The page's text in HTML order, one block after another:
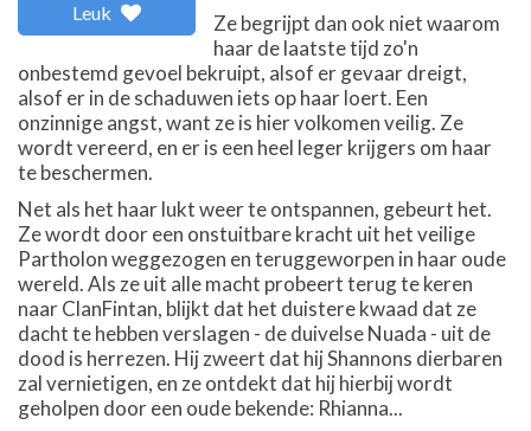
Leuk
Ze begrijpt dan ook niet waarom
haar de laatste tijd zo'n
onbestemd gevoel bekruipt, alsof er gevaar dreigt,
alsof er in de schaduwen iets op haar loert. Een
onzinnige angst, want ze is hier volkomen veilig. Ze
wordt vereerd, en er is een heel leger krijgers om haar
te beschermen.
Net als het haar lukt weer te ontspannen, gebeurt het.
Ze wordt door een onstuitbare kracht uit het veilige
Partholon weggezogen en teruggeworpen in haar oude
wereld. Als ze uit alle macht probeert terug te keren
naar ClanFintan, blijkt dat het duistere kwaad dat ze
dacht te hebben verslagen - de duivelse Nuada - uit de
dood is herrezen. Hij zweert dat hij Shannons dierbaren
zal vernietigen, en ze ontdekt dat hij hierbij wordt
geholpen door een oude bekende: Rhianna...